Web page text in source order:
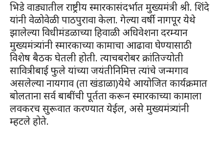
भिडे वाड्यातील राष्ट्रीय स्मारकासंदर्भात मुख्यमंत्री श्री. शिंदे
यांनी वेळोवेळी पाठपुरावा केला. गेल्या वर्षी नागपूर येथे
झालेल्या विधीमंडळाच्या हिवाळी अधिवेशना दरम्यान
मुख्यमंत्र्यांनी स्मारकाच्या कामाचा आढावा घेण्यासाठी
विशेष बैठक घेतली होती. त्याचबरोबर क्रांतिज्योती
सावित्रीबाई फुले यांच्या जयंतीनिमित्त त्यांचे जन्मगाव
असलेल्या नायगाव (ता खंडाळा)येथे आयोजित कार्यक्रमात
बोलताना सर्व बाबींची पूर्तता करून स्मारकाच्या कामाला
लवकरच सुरूवात करण्यात येईल, असे मुख्यमंत्र्यांनी
म्हटले होते.